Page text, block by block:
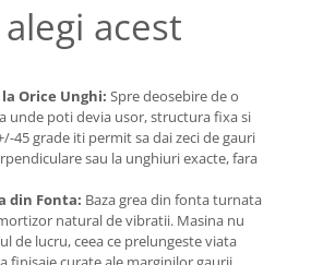
acest
Orice Unghi: Spre deosebire de o
unde poti devia usor, structura fixa si
45 grade iti permit sa dai zeci de gauri
sau la unghiuri exacte, fara
din Fonta: Baza grea din fonta turnata
natural de vibratii. Masina nu
de lucru, ceea ce prelungeste viata